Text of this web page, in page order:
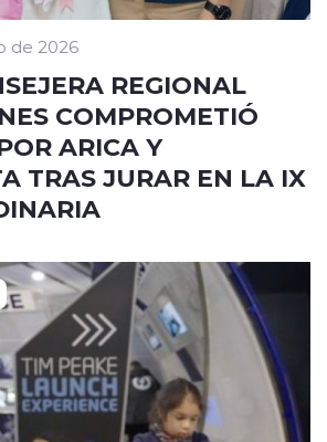
de 2026
REGIONAL
COMPROMETIÓ
ARICA Y
TRAS JURAR EN LA IX